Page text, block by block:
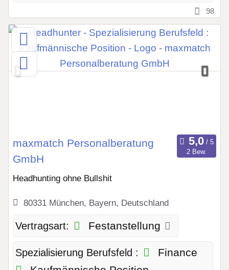
98
maxmatch Personalberatung
GmbH
2 Bew.
Headhunting ohne Bullshit
80331 München, Bayern, Deutschland
Vertragsart: Festanstellung
Spezialisierung Berufsfeld :
Finance